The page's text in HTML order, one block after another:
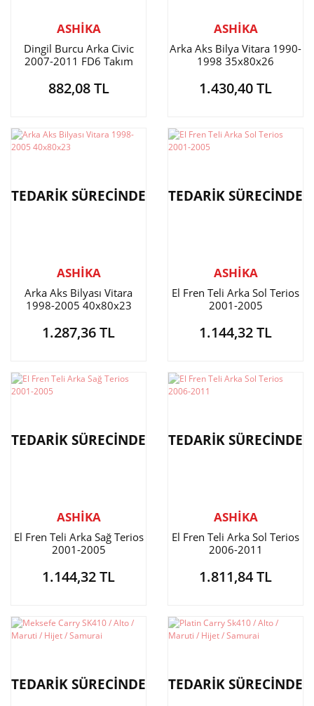
ASHİKA
Dingil Burcu Arka Civic
2007-2011 FD6 Takım
882,08 TL
ASHİKA
Arka Aks Bilya Vitara 1990-
1998 35x80x26
1.430,40 TL
TEDARİK SÜRECİNDE
ASHİKA
Arka Aks Bilyası Vitara
1998-2005 40x80x23
1.287,36 TL
TEDARİK SÜRECİNDE
ASHİKA
El Fren Teli Arka Sol Terios
2001-2005
1.144,32 TL
TEDARİK SÜRECİNDE
ASHİKA
El Fren Teli Arka Sağ Terios
2001-2005
1.144,32 TL
TEDARİK SÜRECİNDE
ASHİKA
El Fren Teli Arka Sol Terios
2006-2011
1.811,84 TL
TEDARİK SÜRECİNDE TEDARİK SÜRECİNDE